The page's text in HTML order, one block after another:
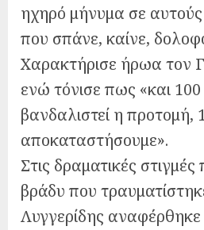
ηχηρό μήνυμα σε αυτούς
που σπάνε, καίνε,
Χαρακτήρισε ήρωα τον
ενώ τόνισε πως «και
βανδαλιστεί η προτομή,
αποκαταστήσουμε».
Στις δραματικές
βράδυ που
Λυγγερίδης